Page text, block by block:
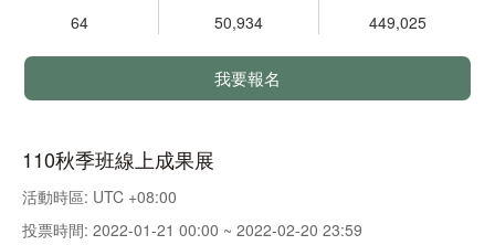
64 50,934 449,025
我要報名
110秋季班線上成果展
活動時區: UTC +08:00
投票時間: 2022-01-21 00:00 ~ 2022-02-20 23:59